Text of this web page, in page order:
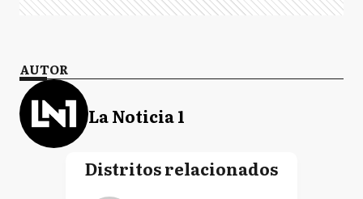
AUTOR
La Noticia 1
Distritos relacionados